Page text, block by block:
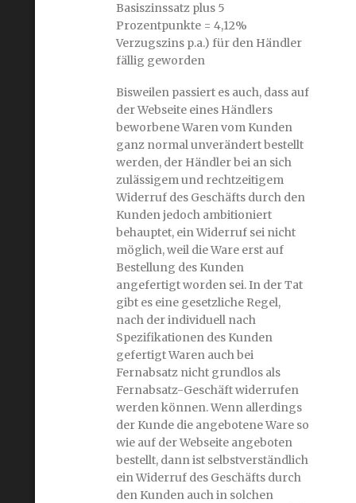
Basiszinssatz plus 5
Prozentpunkte = 4,12%
Verzugszins p.a.) für den Händler
fällig geworden
Bisweilen passiert es auch, dass auf
der Webseite eines Händlers
beworbene Waren vom Kunden
ganz normal unverändert bestellt
werden, der Händler bei an sich
zulässigem und rechtzeitigem
Widerruf des Geschäfts durch den
Kunden jedoch ambitioniert
behauptet, ein Widerruf sei nicht
möglich, weil die Ware erst auf
Bestellung des Kunden
angefertigt worden sei. In der Tat
gibt es eine gesetzliche Regel,
nach der individuell nach
Spezifikationen des Kunden
gefertigt Waren auch bei
Fernabsatz nicht grundlos als
Fernabsatz-Geschäft widerrufen
werden können. Wenn allerdings
der Kunde die angebotene Ware so
wie auf der Webseite angeboten
bestellt, dann ist selbstverständlich
ein Widerruf des Geschäfts durch
den Kunden auch in solchen